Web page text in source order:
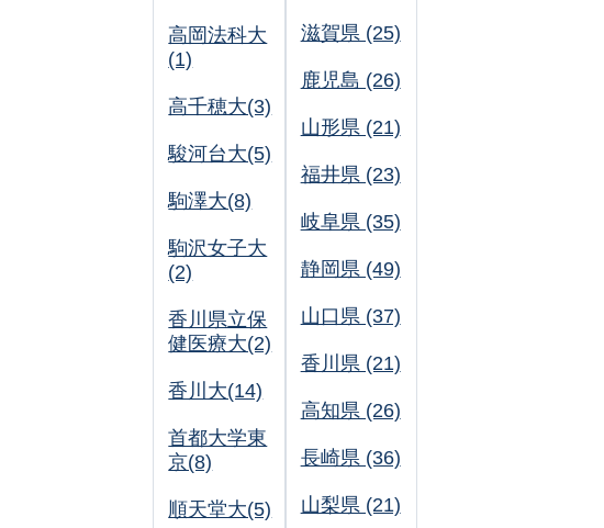
高岡法科大
(1)
高千穂大(3)
駿河台大(5)
駒澤大(8)
駒沢女子大
(2)
香川県立保
健医療大(2)
香川大(14)
首都大学東
京(8)
順天堂大(5)
滋賀県 (25)
鹿児島 (26)
山形県 (21)
福井県 (23)
岐阜県 (35)
静岡県 (49)
山口県 (37)
香川県 (21)
高知県 (26)
長崎県 (36)
山梨県 (21)